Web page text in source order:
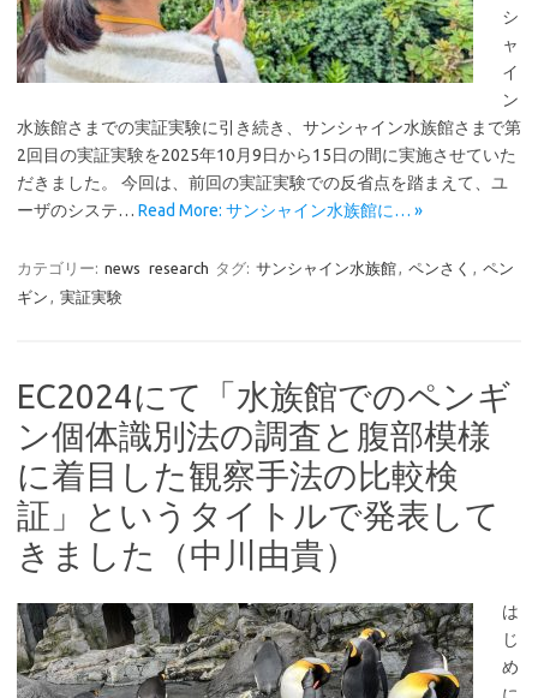
シ
ャ
イ
ン
水族館さまでの実証実験に引き続き、サンシャイン水族館さまで第
2回目の実証実験を2025年10月9日から15日の間に実施させていた
だきました。 今回は、前回の実証実験での反省点を踏まえて、ユ
ーザのシステ… Read More: サンシャイン水族館に… »
カテゴリー: news research タグ: サンシャイン水族館, ペンさく , ペン
ギン , 実証実験
EC2024にて「水族館でのペンギ
ン個体識別法の調査と腹部模様
に着目した観察手法の比較検
証」というタイトルで発表して
きました（中川由貴）
は
じ
め